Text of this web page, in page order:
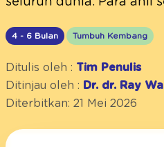
4 - 6 Bulan Tumbuh Kembang
Ditulis oleh : Tim Penulis
Ditinjau oleh :
Dr. dr. Ray
Diterbitkan: 21 Mei 2026